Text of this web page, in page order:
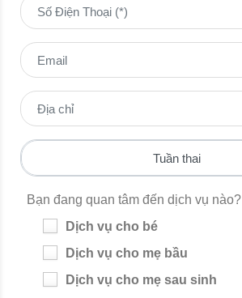
Bạn đang quan tâm đến dịch vụ nào?
Dịch vụ cho bé
Dịch vụ cho mẹ bầu
Dịch vụ cho mẹ sau sinh